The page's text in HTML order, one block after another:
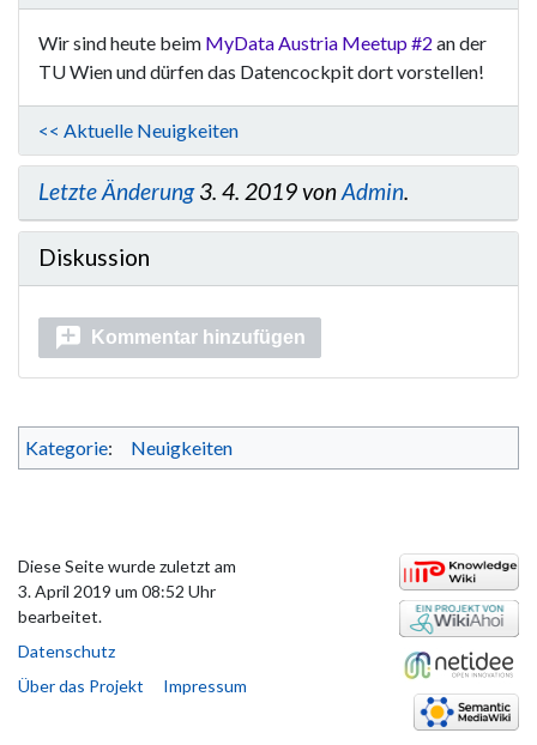
Wir sind heute beim MyData Austria Meetup #2 an der
TU Wien und dürfen das Datencockpit dort vorstellen!
<< Aktuelle Neuigkeiten
Letzte Änderung3. 4. 2019 vonAdmin.
Diskussion
Kommentar hinzufügen
Kategorie: Neuigkeiten
Diese Seite wurde zuletzt am
3. April 2019 um 08:52 Uhr
bearbeitet.
Datenschutz
Über das Projekt
Impressum